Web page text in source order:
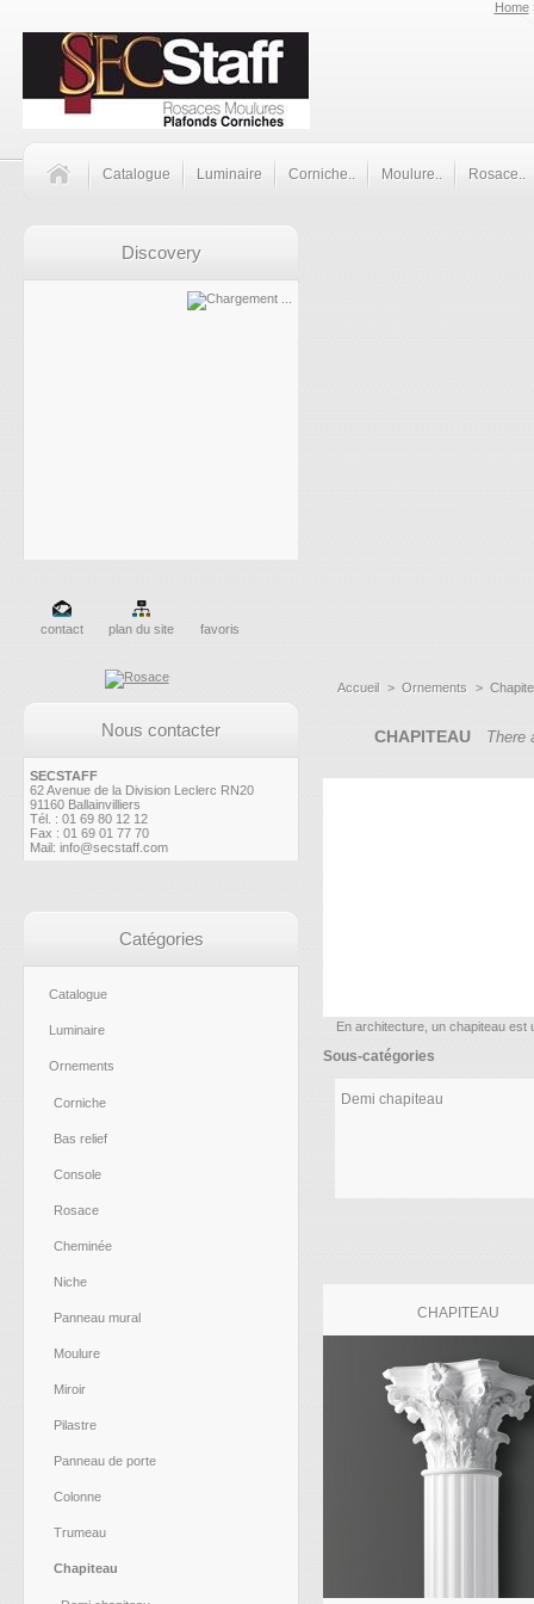
Home
Catalogue Luminaire Corniche.. Moulure.. Rosace..
Discovery
contact plan du site favoris
Nous contacter
SECSTAFF
62 Avenue de la Division Leclerc RN20
91160 Ballainvilliers
Tél. : 01 69 80 12 12
Fax : 01 69 01 77 70
Mail: info@secstaff.com
Catégories
Catalogue
Luminaire
Ornements
Corniche
Bas relief
Console
Rosace
Cheminée
Niche
Panneau mural
Moulure
Miroir
Pilastre
Panneau de porte
Colonne
Trumeau
Chapiteau
Accueil > Ornements >
CHAPITEAU There
En architecture, un chapiteau est
Sous-catégories
Demi chapiteau
CHAPITEAU